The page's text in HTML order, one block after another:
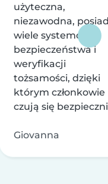
użyteczna,
niezawodna,
wiele systemów
bezpieczeństwa i
weryfikacji
tożsamości, dzięki
którym członkowie
czują się
Giovanna